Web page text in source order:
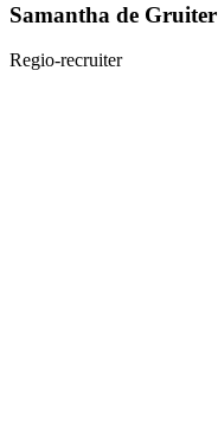
Samantha de Gruiter
Regio-recruiter